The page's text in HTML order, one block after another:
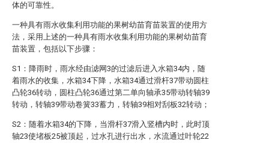
体的可靠性。
一种具有雨水收集利用功能的果树幼苗育苗装置的使用方
法，采用上述的一种具有雨水收集利用功能的果树幼苗育
苗装置，包括以下步骤：
S1：降雨时，雨水经由滤网3的过滤后进入水箱34内，随
着雨水的收集，水箱34下降，水箱34通过滑杆37带动圆柱
凸轮36转动，圆柱凸轮36通过第二单向轴承35带动转轴39
转动，转轴39带动卷簧33蓄力，转轴39相对刮板32转动；
S2：随着水箱34的下降，当滑杆37滑入竖槽内时，此时顶
轴23使堵板25被顶起，过水孔进行出水，水流通过叶轮22